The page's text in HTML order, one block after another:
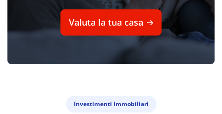
Valuta la tua casa
Investimenti Immobiliari